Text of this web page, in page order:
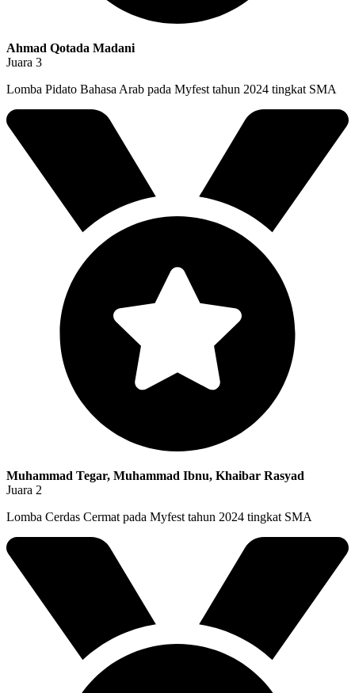
Ahmad Qotada Madani
Juara 3
Lomba Pidato Bahasa Arab pada Myfest tahun 2024 tingkat SMA
Muhammad Tegar, Muhammad Ibnu, Khaibar Rasyad
Juara 2
Lomba Cerdas Cermat pada Myfest tahun 2024 tingkat SMA